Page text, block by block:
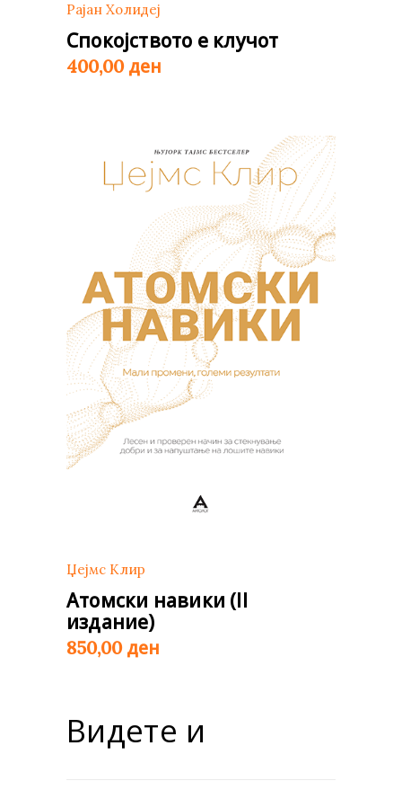
Рајан Холидеј
Спокојството е клучот
400,00 ден
Џејмс Клир
Атомски навики (II
издание)
850,00 ден
Видете и